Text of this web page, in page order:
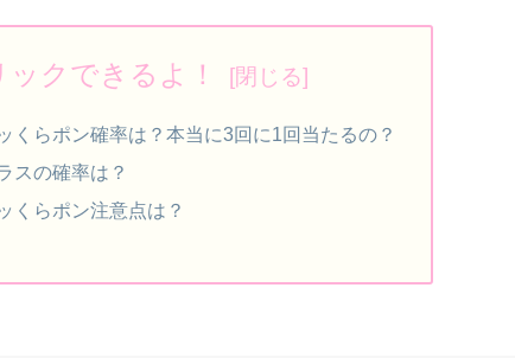
ックできるよ！
くらポン確率は？本当に3回に1回当たるの？
スの確率は？
くらポン注意点は？